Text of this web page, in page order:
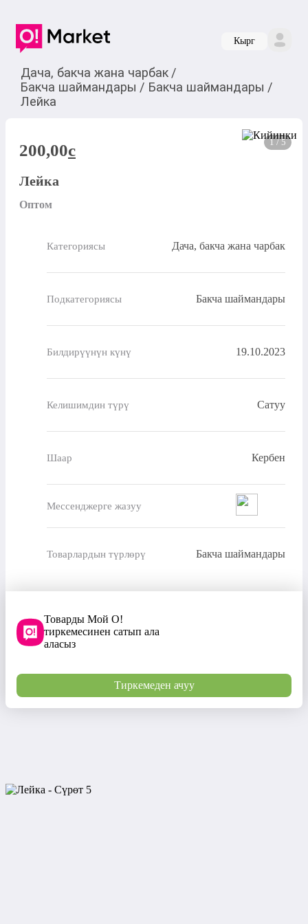
Кырг
Дача, бакча жана чарбак /
Бакча шаймандары / Бакча шаймандары /
Лейка
1 / 5
200,00c
Лейка
Оптом
Категориясы Дача, бакча жана чарбак
Подкатегориясы Бакча шаймандары
Билдирүүнүн күнү 19.10.2023
Келишимдин түрү Сатуу
Шаар Кербен
Мессенджерге жазуу
Товарлардын түрлөрү Бакча шаймандары
Товарды Мой О!
тиркемесинен сатып ала
аласыз
Тиркемеден ачуу